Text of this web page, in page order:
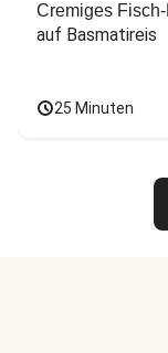
Cremiges
auf Basmatireis
25 Minuten